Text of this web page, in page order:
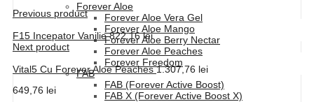
Forever Aloe
Forever Aloe Vera Gel
Forever Aloe Mango
Forever Aloe Berry Nectar
Forever Aloe Peaches
Forever Freedom
FAB
FAB (Forever Active Boost)
FAB X (Forever Active Boost X)
Previous product
F15 Incepator Vanilie822,16lei
Next product
Vital5 Cu Forever Aloe Peaches1.307,76 lei
649,76 lei